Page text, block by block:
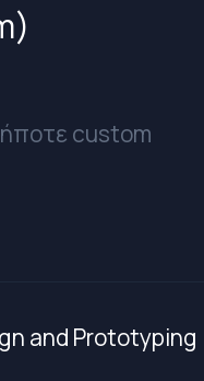
custom
and Prototyping